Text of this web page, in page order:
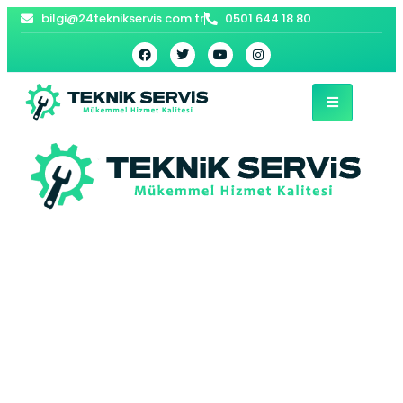
bilgi@24teknikservis.com.tr 0501 644 18 80